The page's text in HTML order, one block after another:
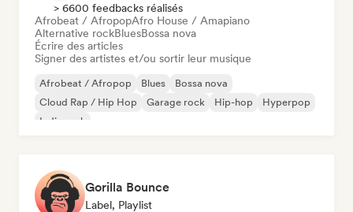
> 6600 feedbacks réalisés
Afrobeat / AfropopAfro House / Amapiano
Alternative rockBluesBossa nova
Écrire des articles
Signer des artistes et/ou sortir leur musique
Afrobeat / Afropop Blues
Bossa nova
Cloud Rap / Hip Hop
Garage rock Hip-hop
Hyperpop
Indie rock
Gorilla Bounce
Label, Playlist